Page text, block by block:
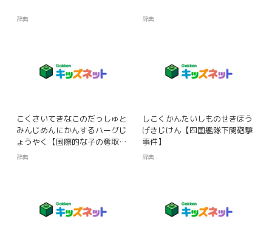
辞典 辞典
こくさいてきなこのだっしゅと
みんじめんにかんするハーグじ
ょうやく【国際的な子の奪取と
民事面に関するハーグ条約】
辞典
しこくかんたいしものせきほう
げきじけん【四国艦隊下関砲撃
事件】
辞典